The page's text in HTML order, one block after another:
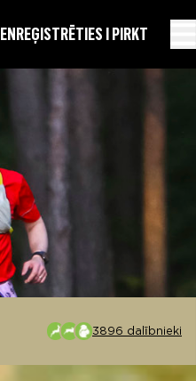
ENREĢISTRĒTIES I PIRKT
3896 dalībnieki